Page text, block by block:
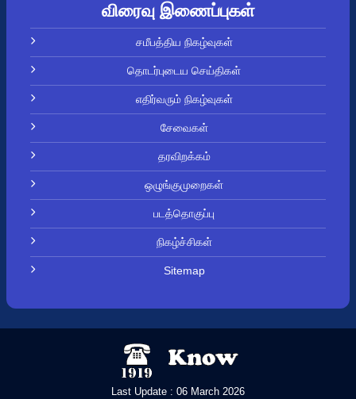
விரைவு இணைப்புகள்
சமீபத்திய நிகழ்வுகள்
தொடர்புடைய செய்திகள்
எதிர்வரும் நிகழ்வுகள்
சேவைகள்
தரவிறக்கம்
ஒழுங்குமுறைகள்
படத்தொகுப்பு
நிகழ்ச்சிகள்
Sitemap
Last Update : 06 March 2026